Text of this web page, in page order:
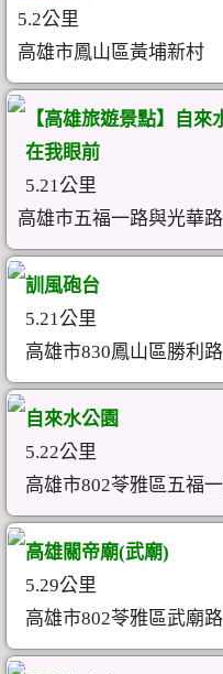
5.2公里
高雄市鳳山區黃埔新村
【高雄旅遊景點】自
在我眼前
5.21公里
高雄市五福一路與光華
訓風砲台
5.21公里
高雄市830鳳山區勝利路
自來水公園
5.22公里
高雄市802苓雅區五福
高雄關帝廟(武廟)
5.29公里
高雄市802苓雅區武廟